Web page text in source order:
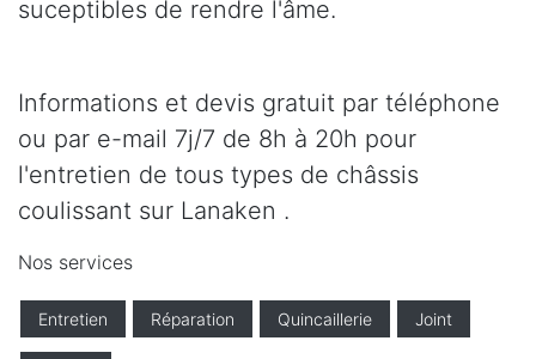
suceptibles de rendre l'âme.
Informations et devis gratuit par téléphone
ou par e-mail 7j/7 de 8h à 20h pour
l'entretien de tous types de châssis
coulissant sur Lanaken .
Nos services
Entretien Réparation Quincaillerie Joint